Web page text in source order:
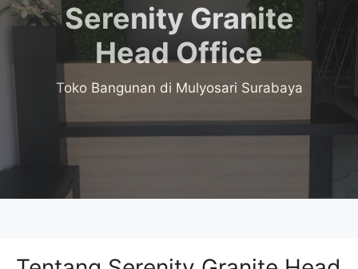
Serenity Granite
Head Office
Toko Bangunan di Mulyosari Surabaya